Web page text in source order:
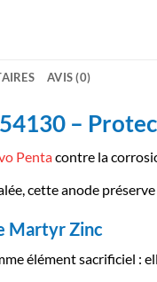
AVIS (0)
–
Pentacontre la
cette anode
Martyr Zinc
élément sacrificiel :